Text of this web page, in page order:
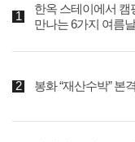
한옥 스테이에서
만나는 6가지 여름
봉화 “재산수박” 본